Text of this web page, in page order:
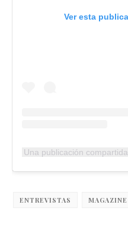
Ver esta
ENTREVISTAS